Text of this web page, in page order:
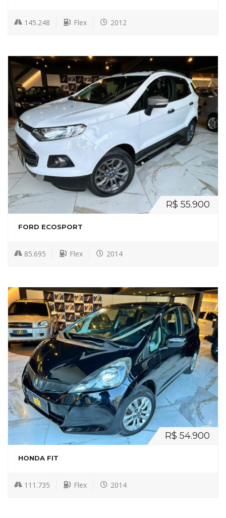
145.248 Flex 2012
R$ 55.900
FORD ECOSPORT
85.695 Flex 2014
R$ 54.900
HONDA FIT
111.735 Flex 2014